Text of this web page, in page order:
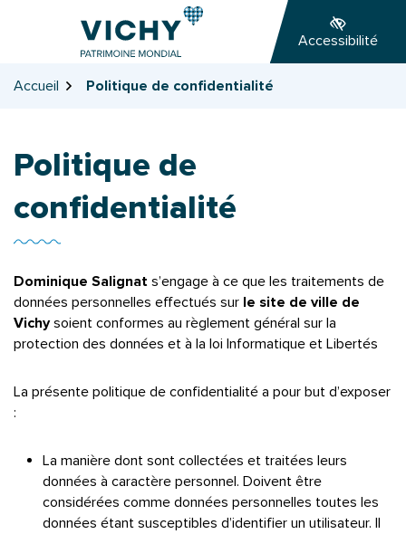
page
Accessibilité
Accueil Politique de confidentialité
Politique de
confidentialité
Dominique Salignat s’engage à ce que les traitements de
données personnelles effectués sur le site de ville de
Vichysoient conformes au règlement général sur la
protection des données et à la loi Informatique et Libertés
La présente politique de confidentialité a pour but d’exposer
:
La manière dont sont collectées et traitées leurs
données à caractère personnel. Doivent être
considérées comme données personnelles toutes les
données étant susceptibles d’identifier un utilisateur. Il